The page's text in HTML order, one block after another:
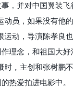
，并对中国翼装
动员，如果没有他
动，导演陈孝良
理念，和祖国大
，主创和张树鹏
热爱拍进电影中。